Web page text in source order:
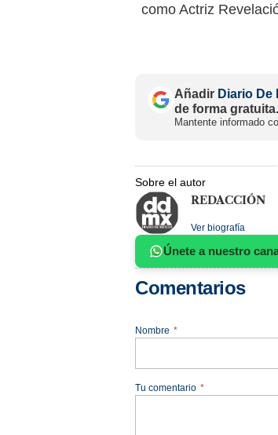
como Actriz
Añadir Diario De
de forma gratuita.
Mantente informado
Sobre el autor
REDACCIÓN
Ver biografía
Únete a nuestro
Comentarios
Nombre *
Tu comentario *